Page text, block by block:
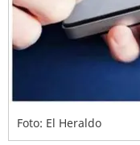
Foto: El Heraldo